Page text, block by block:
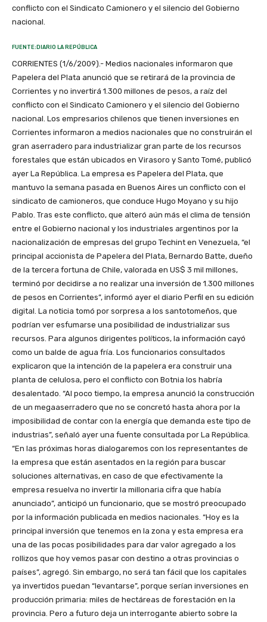
conflicto con el Sindicato Camionero y el silencio del Gobierno
nacional.
FUENTE:DIARIO LA REPÚBLICA
CORRIENTES (1/6/2009).- Medios nacionales informaron que
Papelera del Plata anunció que se retirará de la provincia de
Corrientes y no invertirá 1.300 millones de pesos, a raíz del
conflicto con el Sindicato Camionero y el silencio del Gobierno
nacional. Los empresarios chilenos que tienen inversiones en
Corrientes informaron a medios nacionales que no construirán el
gran aserradero para industrializar gran parte de los recursos
forestales que están ubicados en Virasoro y Santo Tomé, publicó
ayer La República. La empresa es Papelera del Plata, que
mantuvo la semana pasada en Buenos Aires un conflicto con el
sindicato de camioneros, que conduce Hugo Moyano y su hijo
Pablo. Tras este conflicto, que alteró aún más el clima de tensión
entre el Gobierno nacional y los industriales argentinos por la
nacionalización de empresas del grupo Techint en Venezuela, “el
principal accionista de Papelera del Plata, Bernardo Batte, dueño
de la tercera fortuna de Chile, valorada en US$ 3 mil millones,
terminó por decidirse a no realizar una inversión de 1.300 millones
de pesos en Corrientes”, informó ayer el diario Perfil en su edición
digital. La noticia tomó por sorpresa a los santotomeños, que
podrían ver esfumarse una posibilidad de industrializar sus
recursos. Para algunos dirigentes políticos, la información cayó
como un balde de agua fría. Los funcionarios consultados
explicaron que la intención de la papelera era construir una
planta de celulosa, pero el conflicto con Botnia los habría
desalentado. “Al poco tiempo, la empresa anunció la construcción
de un megaaserradero que no se concretó hasta ahora por la
imposibilidad de contar con la energía que demanda este tipo de
industrias”, señaló ayer una fuente consultada por La República.
“En las próximas horas dialogaremos con los representantes de
la empresa que están asentados en la región para buscar
soluciones alternativas, en caso de que efectivamente la
empresa resuelva no invertir la millonaria cifra que había
anunciado”, anticipó un funcionario, que se mostró preocupado
por la información publicada en medios nacionales. “Hoy es la
principal inversión que tenemos en la zona y esta empresa era
una de las pocas posibilidades para dar valor agregado a los
rollizos que hoy vemos pasar con destino a otras provincias o
países”, agregó. Sin embargo, no será tan fácil que los capitales
ya invertidos puedan “levantarse”, porque serían inversiones en
producción primaria: miles de hectáreas de forestación en la
provincia. Pero a futuro deja un interrogante abierto sobre la